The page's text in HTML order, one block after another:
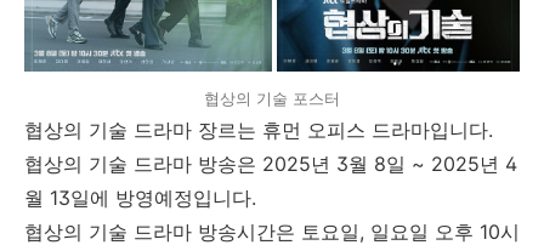
협상의 기술 포스터
협상의 기술 드라마 장르는 휴먼 오피스 드라마입니다.
협상의 기술 드라마 방송은 2025년 3월 8일 ~ 2025년 4
월 13일에 방영예정입니다.
협상의 기술 드라마 방송시간은 토요일, 일요일 오후 10시